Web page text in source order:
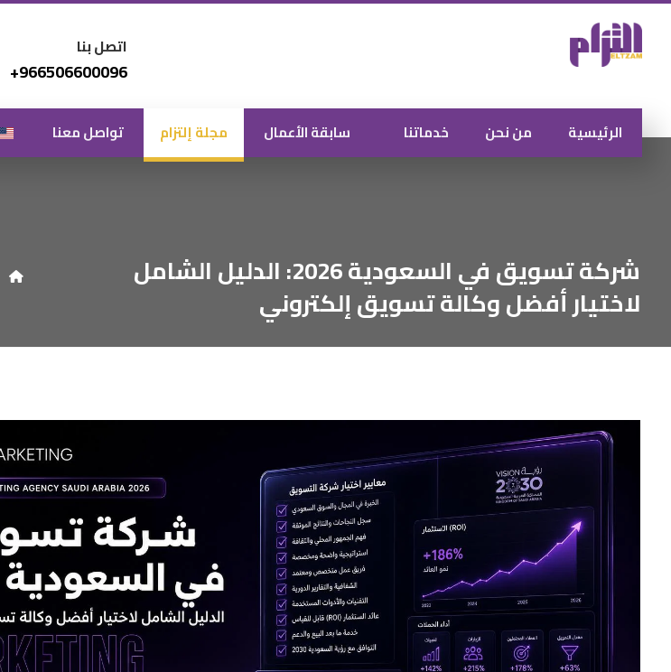
اتصل بنا
966506600096+
الرئيسية من نحن خدماتنا سابقة الأعمال مجلة إلتزام تواصل معنا
شركة تسويق في السعودية 2026: الدليل الشامل
لاختيار أفضل وكالة تسويق إلكتروني